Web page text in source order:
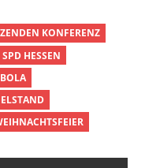
KONFERENZ
SPD HESSEN